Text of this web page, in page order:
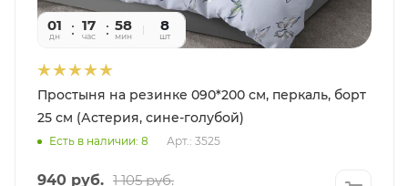
01
дн
17
час
58
мин
09
сек
8
шт
Простыня на резинке 090*200 см, перкаль, борт
25 см (Астерия, сине-голубой)
Есть в наличии: 8 Арт.: 3525
940 руб. 1 105руб.